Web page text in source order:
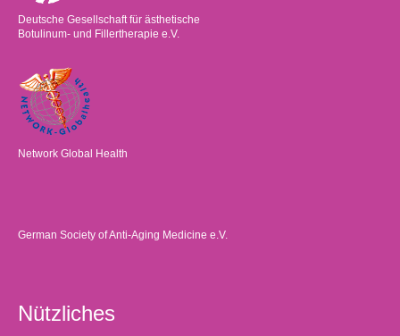
Deutsche Gesellschaft für ästhetische
Botulinum- und Fillertherapie e.V.
Network Global Health
German Society of Anti-Aging Medicine e.V.
Nützliches